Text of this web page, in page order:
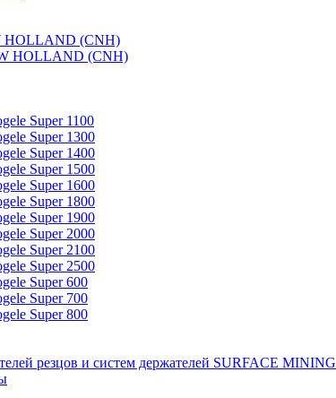
HOLLAND (CNH)
HOLLAND (CNH)
Super 1100
Super 1300
Super 1400
Super 1500
Super 1600
Super 1800
Super 1900
Super 2000
Super 2100
Super 2500
Super 600
Super 700
Super 800
резцов и систем держателей SURFACE MINING